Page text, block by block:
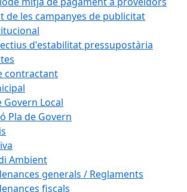
de les campanyes de publicitat
d'estabilitat pressupostària
contractant
Govern Local
Pla de Govern
Ambient
generals / Reglaments
fiscals